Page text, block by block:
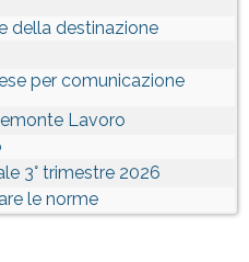
della destinazione
per comunicazione
Lavoro
3° trimestre 2026
le norme